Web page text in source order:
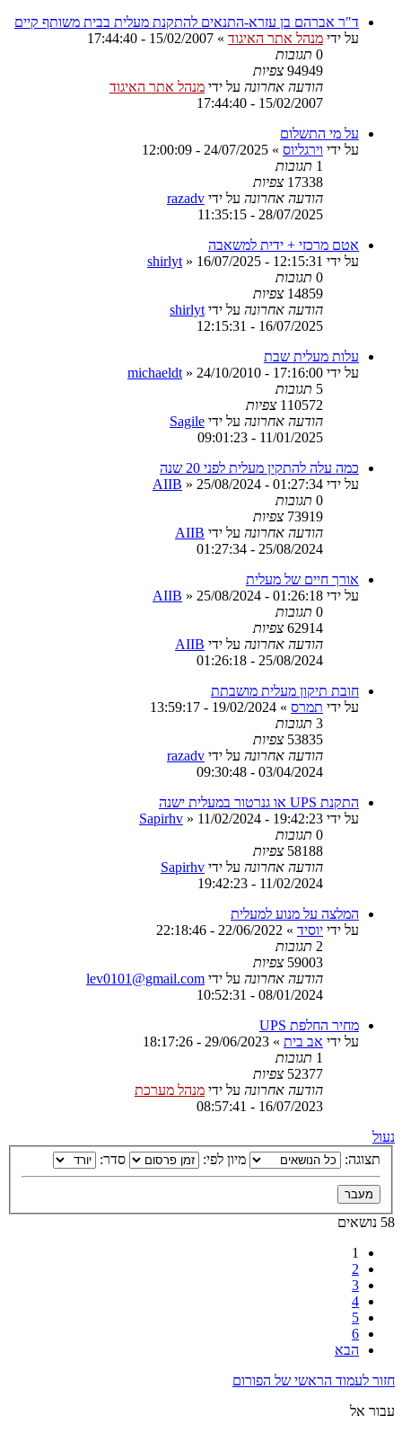
ד"ר אברהם בן עזרא-התנאים להתקנת מעלית בבית משותף קיים
על ידי מנהל אתר האיגוד »
15/02/2007 - 17:44:40
0 תגובות
94949 צפיות
הודעה אחרונה על ידי מנהל אתר האיגוד
15/02/2007 - 17:44:40
על מי התשלום
על ידי וירגליוס »
24/07/2025 - 12:00:09
1 תגובות
17338 צפיות
הודעה אחרונה על ידי razadv
28/07/2025 - 11:35:15
אטם מרכזי + ידית למשאבה
על ידי
shirlyt » 16/07/2025 - 12:15:31
0 תגובות
14859 צפיות
הודעה אחרונה על ידי shirlyt
16/07/2025 - 12:15:31
עלות מעלית שבת
על ידי
michaeldt » 24/10/2010 - 17:16:00
5 תגובות
110572 צפיות
הודעה אחרונה על ידי Sagile
11/01/2025 - 09:01:23
כמה עלה להתקין מעלית לפני 20 שנה
על ידי
AIIB » 25/08/2024 - 01:27:34
0 תגובות
73919 צפיות
הודעה אחרונה על ידי AIIB
25/08/2024 - 01:27:34
אורך חיים של מעלית
על ידי
AIIB » 25/08/2024 - 01:26:18
0 תגובות
62914 צפיות
הודעה אחרונה על ידי AIIB
25/08/2024 - 01:26:18
חובת תיקון מעלית מושבתת
על ידי תמרס »
19/02/2024 - 13:59:17
3 תגובות
53835 צפיות
הודעה אחרונה על ידי razadv
03/04/2024 - 09:30:48
התקנת UPS או גנרטור במעלית ישנה
על ידי
Sapirhv » 11/02/2024 - 19:42:23
0 תגובות
58188 צפיות
הודעה אחרונה על ידי Sapirhv
11/02/2024 - 19:42:23
המלצה על מנוע למעלית
על ידי יוסיד »
22/06/2022 - 22:18:46
2 תגובות
59003 צפיות
הודעה אחרונה על ידי lev0101@gmail.com
08/01/2024 - 10:52:31
מחיר החלפת UPS
על ידי אב בית »
29/06/2023 - 18:17:26
1 תגובות
52377 צפיות
הודעה אחרונה על ידי מנהל מערכת
16/07/2023 - 08:57:41
נעול
תצוגה:
מיון לפי: סדר:
58 נושאים
1
2
3
4
5
6
הבא
חזור לעמוד הראשי של הפורום
עבור אל